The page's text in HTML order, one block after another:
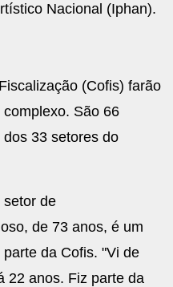
Nacional (Iphan).
(Cofis) farão
São 66
33 setores do
setor de
de 73 anos, é um
da Cofis. "Vi de
22 anos. Fiz parte da